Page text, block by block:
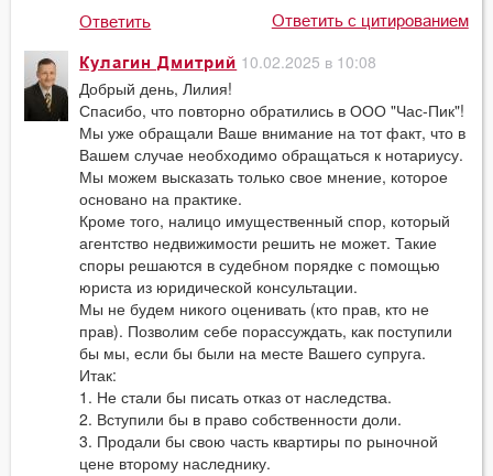
Ответить Ответить с цитированием
Кулагин Дмитрий 10.02.2025 в 10:08
Добрый день, Лилия!
Спасибо, что повторно обратились в ООО "Час-Пик"!
Мы уже обращали Ваше внимание на тот факт, что в
Вашем случае необходимо обращаться к нотариусу.
Мы можем высказать только свое мнение, которое
основано на практике.
Кроме того, налицо имущественный спор, который
агентство недвижимости решить не может. Такие
споры решаются в судебном порядке с помощью
юриста из юридической консультации.
Мы не будем никого оценивать (кто прав, кто не
прав). Позволим себе порассуждать, как поступили
бы мы, если бы были на месте Вашего супруга.
Итак:
1. Не стали бы писать отказ от наследства.
2. Вступили бы в право собственности доли.
3. Продали бы свою часть квартиры по рыночной
цене второму наследнику.